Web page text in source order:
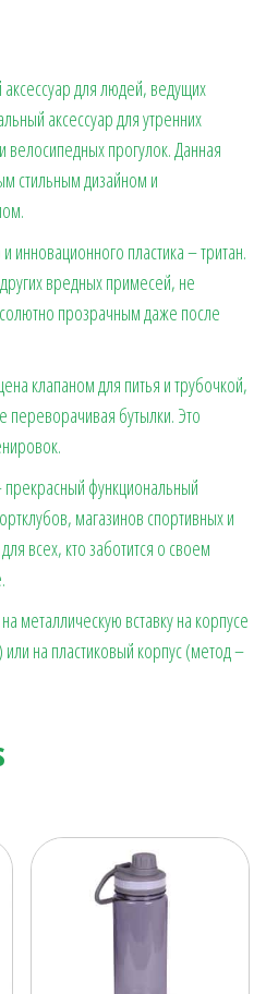
для людей, ведущих
аксессуар для утренних
велосипедных прогулок. Данная
стильным дизайном и
инновационного пластика – тритан.
вредных примесей, не
прозрачным даже после
клапаном для питья и трубочкой,
переворачивая бутылки. Это
прекрасный функциональный
магазинов спортивных и
всех, кто заботится о своем
металлическую вставку на корпусе
на пластиковый корпус (метод –